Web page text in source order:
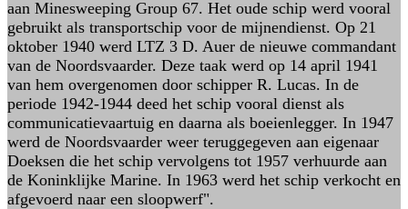
aan Minesweeping Group 67. Het oude schip werd vooral
gebruikt als transportschip voor de mijnendienst. Op 21
oktober 1940 werd LTZ 3 D. Auer de nieuwe commandant
van de Noordsvaarder. Deze taak werd op 14 april 1941
van hem overgenomen door schipper R. Lucas. In de
periode 1942-1944 deed het schip vooral dienst als
communicatievaartuig en daarna als boeienlegger. In 1947
werd de Noordsvaarder weer teruggegeven aan eigenaar
Doeksen die het schip vervolgens tot 1957 verhuurde aan
de Koninklijke Marine. In 1963 werd het schip verkocht en
afgevoerd naar een sloopwerf".